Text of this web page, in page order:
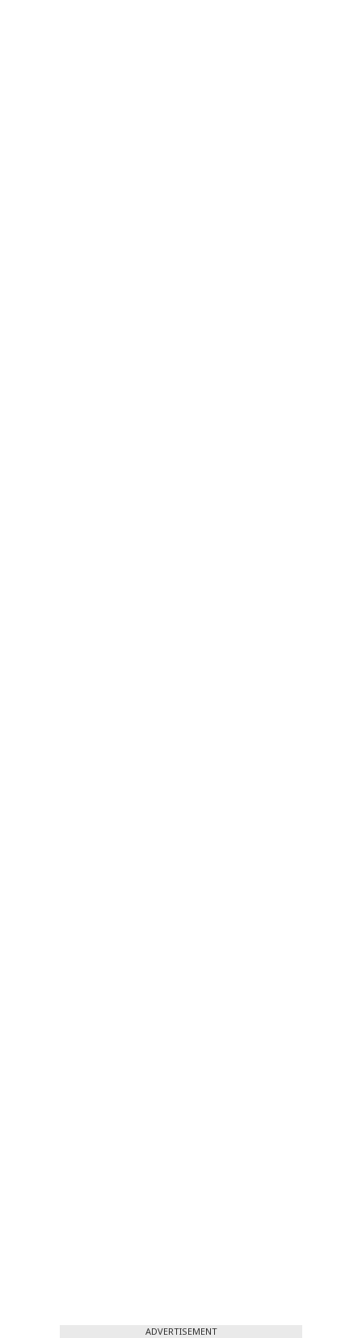
ADVERTISEMENT